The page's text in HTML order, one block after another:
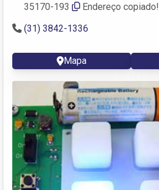
35170-193‎
Endereço copiado!
(31) 3842-1336
Mapa